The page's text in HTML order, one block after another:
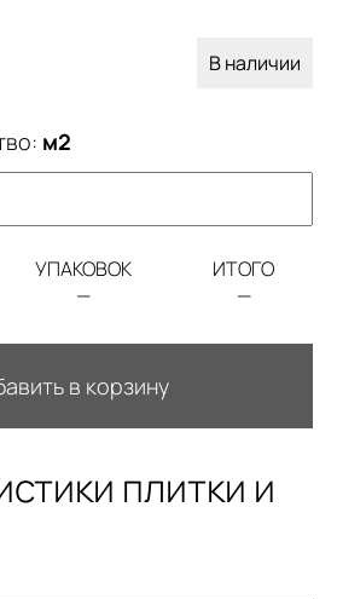
В наличии
м2
УПАКОВОК
—
ИТОГО
—
в корзину
плитки и